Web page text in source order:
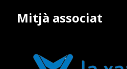
Mitjà associat